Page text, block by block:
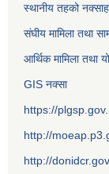
स्थानीय तहको
संघीय मामिला तथा
आर्थिक मामिला तथा
GIS नक्सा
https://
http://
http://